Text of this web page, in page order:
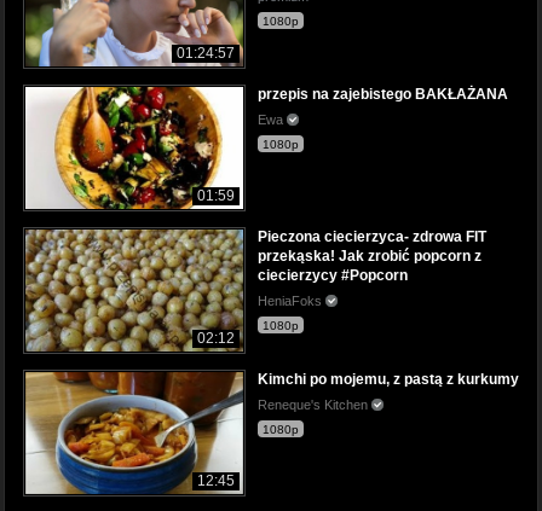
01:24:57
1080p
01:59
przepis na zajebistego BAKŁAŻANA
Ewa
1080p
02:12
Pieczona ciecierzyca- zdrowa FIT
przekąska! Jak zrobić popcorn z
ciecierzycy #Popcorn
HeniaFoks
1080p
12:45
Kimchi po mojemu, z pastą z kurkumy
Reneque's Kitchen
1080p